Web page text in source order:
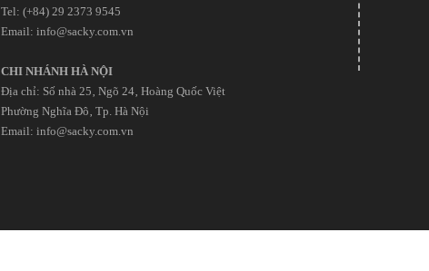
Tel: (+84) 29 2373 9545
Email: info@sacky.com.vn
CHI NHÁNH HÀ NỘI
Địa chỉ: Số nhà 25‚ Ngõ 24‚ Hoàng Quốc Việt
Phường Nghĩa Đô‚ Tp. Hà Nội
Email: info@sacky.com.vn